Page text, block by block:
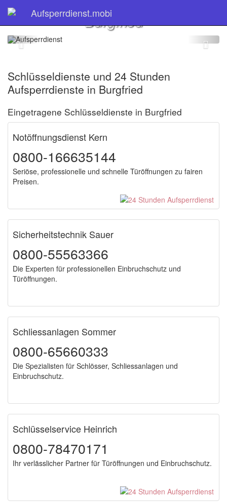
Aufsperrdienst.mobi
Schlüsseldienst
Burgfried
Schlüsseldienste und 24 Stunden
Aufsperrdienste in Burgfried
Eingetragene Schlüsseldienste in Burgfried
Notöffnungsdienst Kern
0800-166635144
Seriöse, professionelle und schnelle Türöffnungen zu fairen
Preisen.
Sicherheitstechnik Sauer
0800-55563366
Die Experten für professionellen Einbruchschutz und
Türöffnungen.
Schliessanlagen Sommer
0800-65660333
Die Spezialisten für Schlösser, Schliessanlagen und
Einbruchschutz.
Schlüsselservice Heinrich
0800-78470171
Ihr verlässlicher Partner für Türöffnungen und Einbruchschutz.